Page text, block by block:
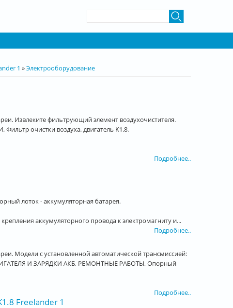
1 »Электрооборудование
Извлеките фильтрующий элемент воздухочистителя.
очистки воздуха, двигатель K1.8.
Подробнее..
лоток - аккумуляторная батарея.
аккумуляторного провода к электромагниту и...
Подробнее..
Модели с установленной автоматической трансмиссией:
И ЗАРЯДКИ АКБ, РЕМОНТНЫЕ РАБОТЫ, Опорный
Подробнее..
Freelander 1